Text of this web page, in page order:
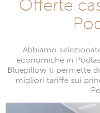
Offerte
Abbiamo
economiche in
Bluepillow ti permette
migliori tariffe sui